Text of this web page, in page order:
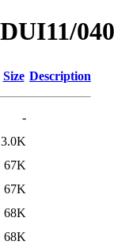
Size Description
-
3.0K
67K
67K
68K
68K